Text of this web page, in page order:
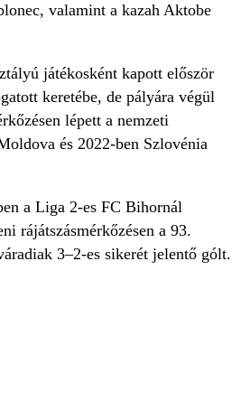
valamint a kazah Aktobe
játékosként kapott először
keretébe, de pályára végül
lépett a nemzeti
és 2022-ben Szlovénia
a Liga 2-es FC Bihornál
rájátszásmérkőzésen a 93.
3–2-es sikerét jelentő gólt.